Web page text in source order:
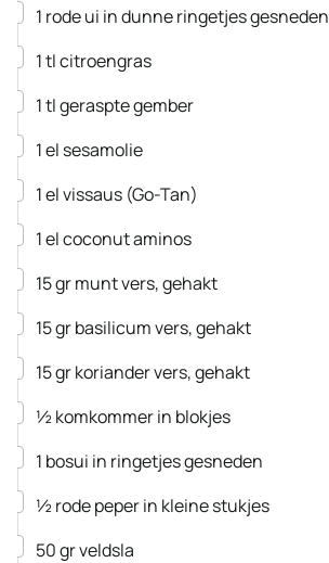
▢
1 rode ui in dunne ringetjes gesneden
▢
1tlcitroengras
▢
1tlgeraspte gember
▢
1el sesamolie
▢
1elvissaus (Go-Tan)
▢
1elcoconut aminos
▢
15grmuntvers, gehakt
▢
15grbasilicumvers, gehakt
▢
15grkoriandervers, gehakt
▢
½komkommerin blokjes
▢
1 bosui in ringetjes gesneden
▢
½rode peperin kleine stukjes
▢
50grveldsla